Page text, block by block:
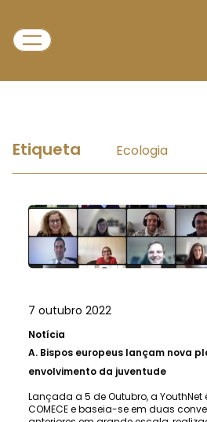
Etiqueta Ecologia
7 outubro 2022
Notícia
A. Bispos europeus lançam nova
envolvimento da juventude
Lançada a 5 de Outubro, a
COMECE e baseia-se em duas